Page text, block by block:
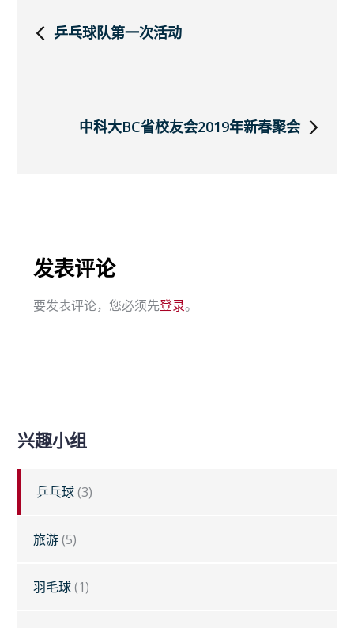
文 乒乓球队第一次活动
中科大BC省校友会2019年新春聚会
发表评论
要发表评论，您必须先登录。
兴趣小组
乒乓球(3)
旅游(5)
羽毛球(1)